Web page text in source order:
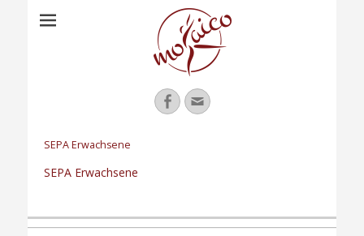
Facebook
Email
SEPA Erwachsene
SEPA Erwachsene